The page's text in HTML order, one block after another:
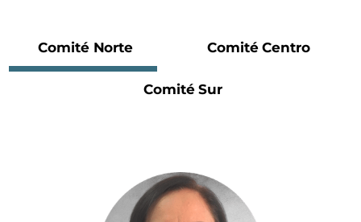
Comité Norte Comité Centro
Comité Sur